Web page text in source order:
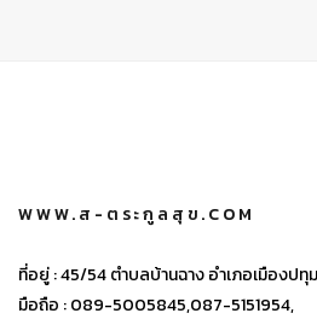
WWW.ส-ตระกูลสุข.COM
ที่อยู่ :45/54 ตำบลบ้านฉาง อำเภอเมืองปทุ
มือถือ :089-5005845,087-